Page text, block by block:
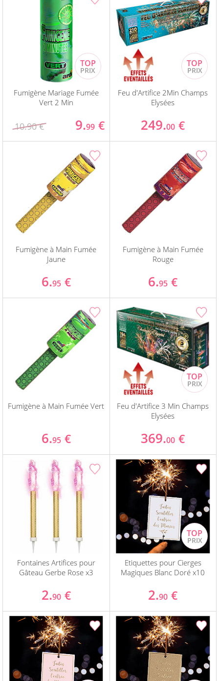
Fumigène Mariage Fumée
Vert 2 Min
10.90 € 9.99 €
Feu d'Artifice 2Min Champs
Elysées
249.00 €
Fumigène à Main Fumée
Jaune
6.95 €
Fumigène à Main Fumée
Rouge
6.95 €
Fumigène à Main Fumée Vert
6.95 €
Feu d'Artifice 3 Min Champs
Elysées
369.00 €
Fontaines Artifices pour
Gâteau Gerbe Rose x3
2.90 €
Etiquettes pour Cierges
Magiques Blanc Doré x10
2.90 €